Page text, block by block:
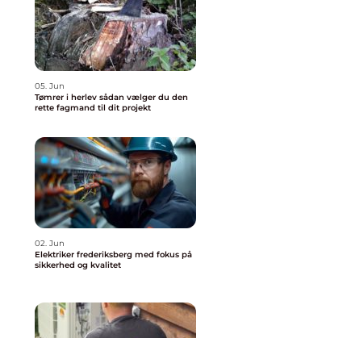
05. Jun
Tømrer i herlev sådan vælger du den
rette fagmand til dit projekt
02. Jun
Elektriker frederiksberg med fokus på
sikkerhed og kvalitet